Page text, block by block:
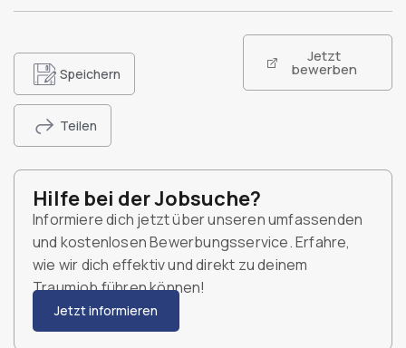
Speichern
Teilen
Jetzt
bewerben
Hilfe bei der Jobsuche?
Informiere dich jetzt über unseren umfassenden
und kostenlosen Bewerbungsservice. Erfahre,
wie wir dich effektiv und direkt zu deinem
Traumjob führen können!
Jetzt informieren